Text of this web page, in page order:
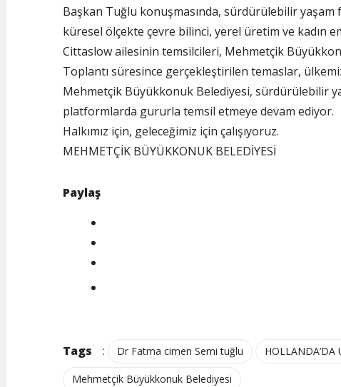
Başkan Tuğlu konuşmasında, sürdürülebilir yaşam
küresel ölçekte çevre bilinci, yerel üretim ve kadın
Cittaslow ailesinin temsilcileri, Mehmetçik
Toplantı süresince gerçekleştirilen temaslar,
Mehmetçik Büyükkonuk Belediyesi, sürdürülebilir
platformlarda gururla temsil etmeye devam ediyor.
Halkımız için, geleceğimiz için çalışıyoruz.
MEHMETÇİK BÜYÜKKONUK BELEDİYESİ
Paylaş
Tags : Dr Fatma cimen Semi tuğlu HOLLANDA’DA
Mehmetçik Büyükkonuk Belediyesi